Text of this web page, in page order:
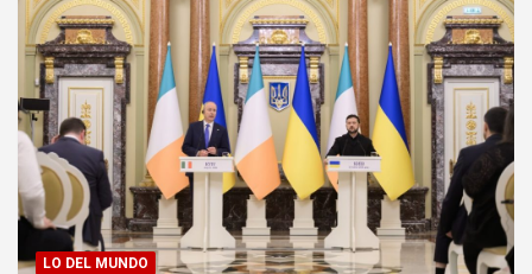
LO DEL MUNDO